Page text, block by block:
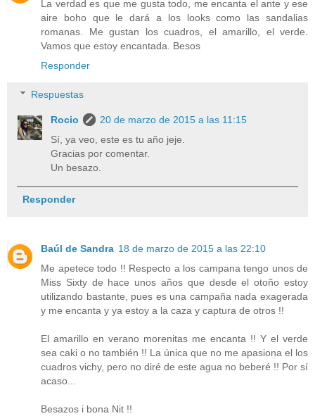
La verdad es que me gusta todo, me encanta el ante y ese
aire boho que le dará a los looks como las sandalias
romanas. Me gustan los cuadros, el amarillo, el verde.
Vamos que estoy encantada. Besos
Responder
Respuestas
Rocio
20 de marzo de 2015 a las 11:15
Sí, ya veo, este es tu año jeje.
Gracias por comentar.
Un besazo.
Responder
Baúl de Sandra 18 de marzo de 2015 a las 22:10
Me apetece todo !! Respecto a los campana tengo unos de
Miss Sixty de hace unos años que desde el otoño estoy
utilizando bastante, pues es una campaña nada exagerada
y me encanta y ya estoy a la caza y captura de otros !!
El amarillo en verano morenitas me encanta !! Y el verde
sea caki o no también !! La única que no me apasiona el los
cuadros vichy, pero no diré de este agua no beberé !! Por sí
acaso...
Besazos i bona Nit !!